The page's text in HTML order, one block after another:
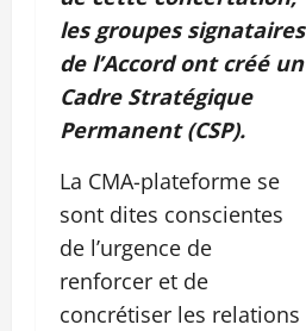
les groupes signataires
de l’Accordont créé un
Cadre Stratégique
Permanent (CSP).
La CMA-plateforme se
sont dites conscientes
de l’urgence de
renforcer et de
concrétiser les relations